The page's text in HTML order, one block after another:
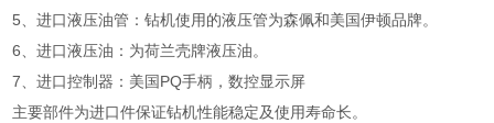
5、进口液压油管：钻机使用的液压管为森佩和美国伊顿品牌。
6、进口液压油：为荷兰壳牌液压油。
7、进口控制器：美国PQ手柄，数控显示屏
主要部件为进口件保证钻机性能稳定及使用寿命长。